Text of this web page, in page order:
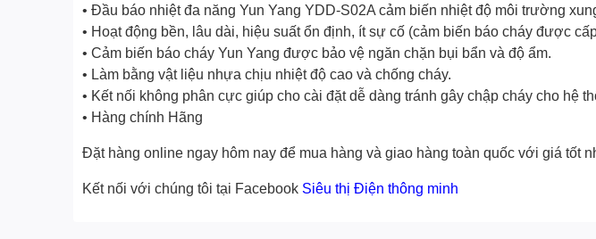
• Đầu báo nhiệt đa năng Yun Yang YDD-S02A cảm biến nhiệt độ môi trường
• Hoạt động bền, lâu dài, hiệu suất ổn định, ít sự cố (cảm biến báo cháy được
• Cảm biến báo cháy Yun Yang được bảo vệ ngăn chặn bụi bẩn và độ ẩm.
• Làm bằng vật liệu nhựa chịu nhiệt độ cao và chống cháy.
• Kết nối không phân cực giúp cho cài đặt dễ dàng tránh gây chập cháy cho hệ
• Hàng chính Hãng
Đặt hàng online ngay hôm nay để mua hàng và giao hàng toàn quốc với giá tốt
Kết nối với chúng tôi tại Facebook Siêu thị Điện thông minh